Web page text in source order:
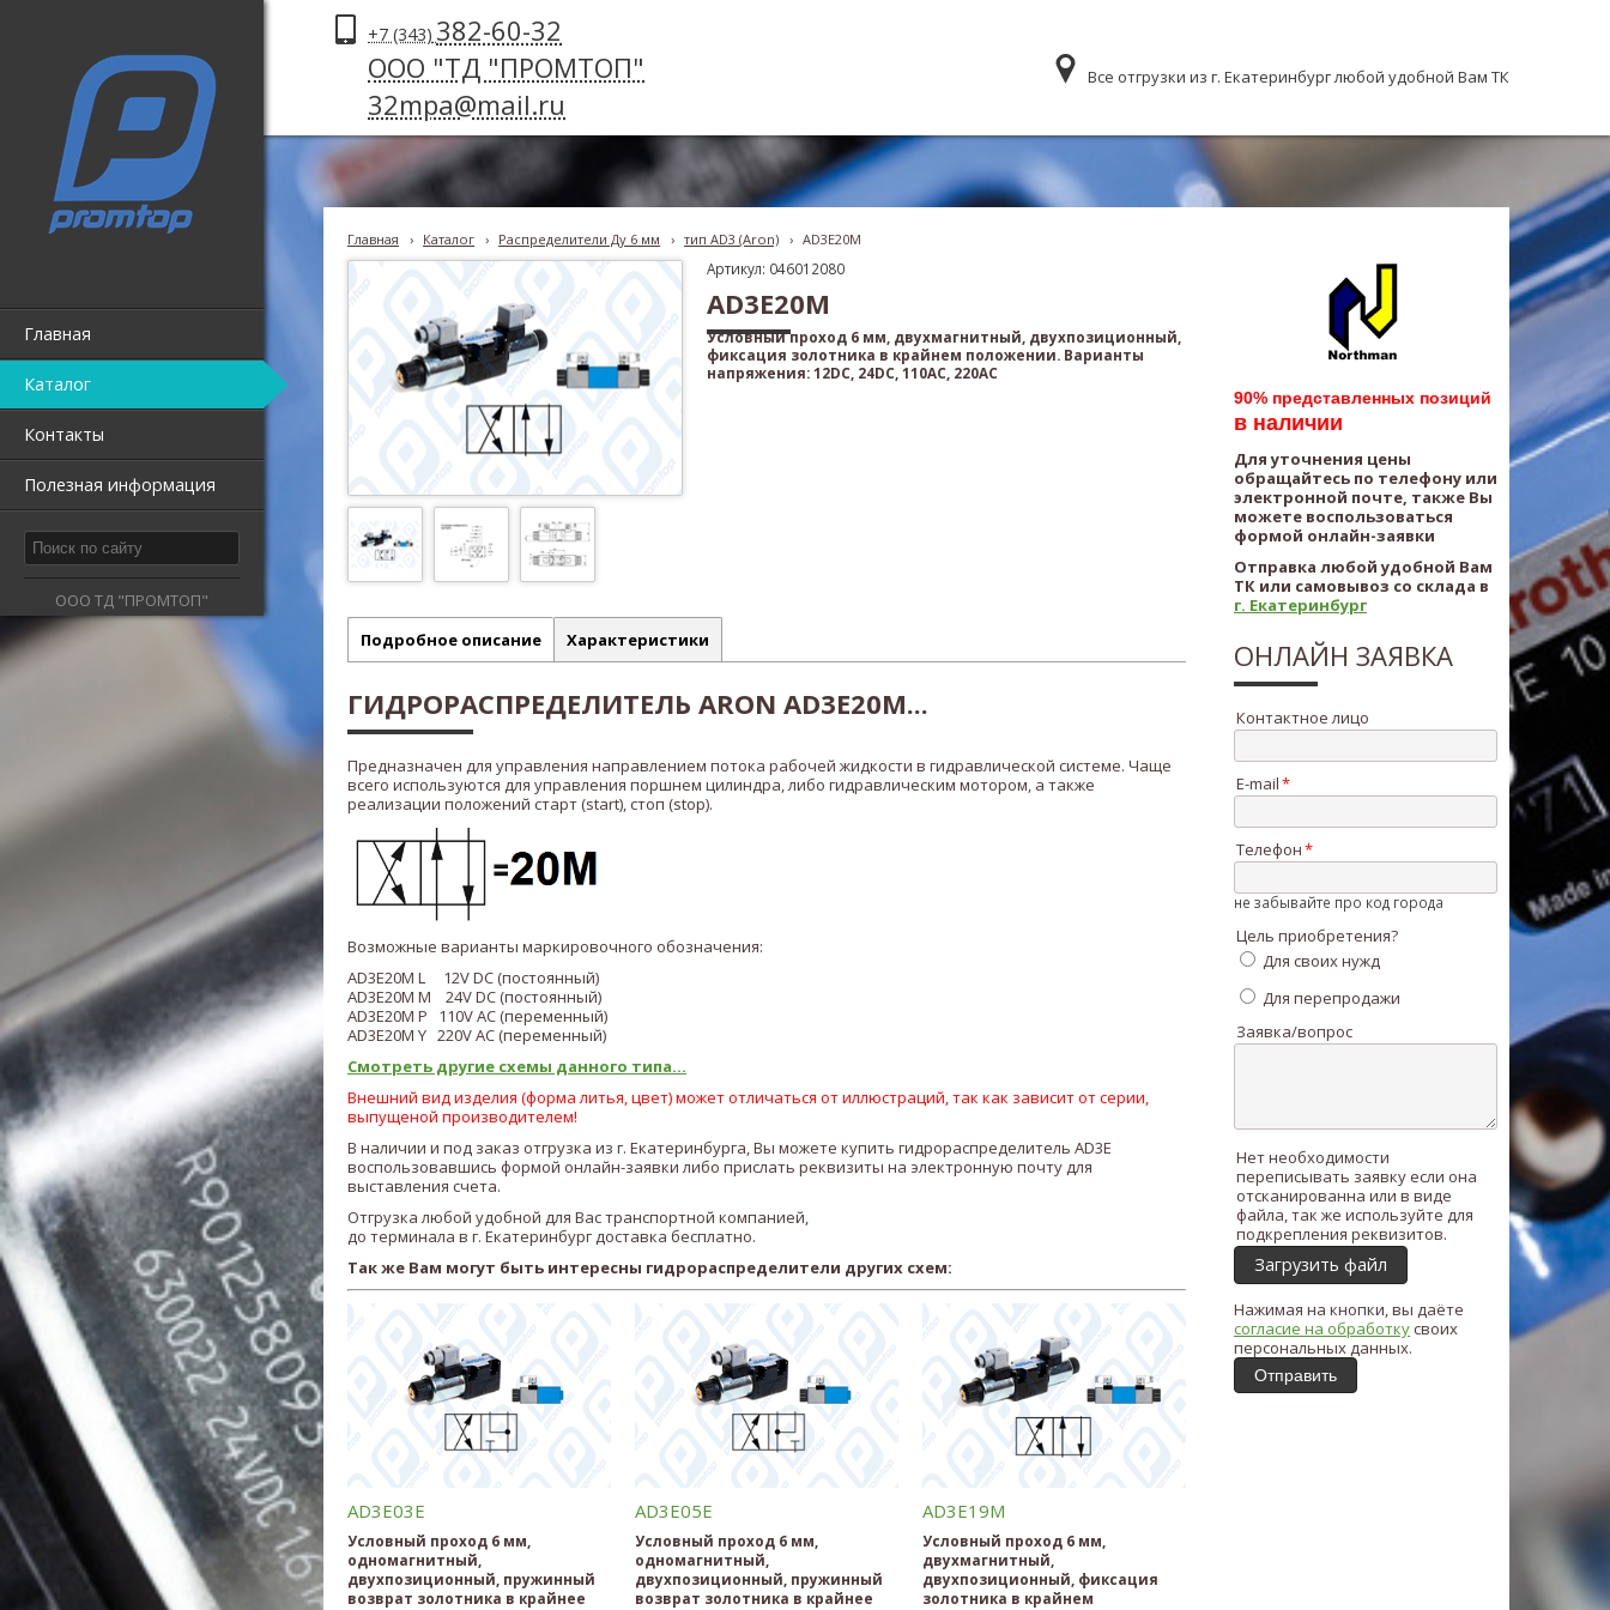
Главная
Каталог
Контакты
Полезная информация
ООО ТД "ПРОМТОП"
+7 (343) 382-60-32
ООО "ТД "ПРОМТОП"
32mpa@mail.ru
Все отгрузки из г. Екатеринбург любой удобной Вам ТК
Главная › Каталог › Распределители Ду 6 мм › тип AD3 (Aron) › AD3E20M
Артикул: 046012080
AD3E20M
Условный проход 6 мм, двухмагнитный, двухпозиционный,
фиксация золотника в крайнем положении. Варианты
напряжения: 12DC, 24DC, 110AC, 220AC
Подробное описание Характеристики
ГИДРОРАСПРЕДЕЛИТЕЛЬ ARON AD3E20M...
Предназначен для управления направлением потока рабочей жидкости в гидравлической системе. Чаще
всего используются для управления поршнем цилиндра, либо гидравлическим мотором, а также
реализации положений старт (start), стоп (stop).
Возможные варианты маркировочного обозначения:
AD3E20M L 12V DC (постоянный)
AD3E20M M 24V DC (постоянный)
AD3E20M P 110V AC (переменный)
AD3E20M Y 220V AC (переменный)
Смотреть другие схемы данного типа...
Внешний вид изделия (форма литья, цвет) может отличаться от иллюстраций, так как зависит от серии,
выпущеной производителем!
В наличии и под заказ отгрузка из г. Екатеринбурга, Вы можете купить гидрораспределитель AD3E
воспользовавшись формой онлайн-заявки либо прислать реквизиты на электронную почту для
выставления счета.
Отгрузка любой удобной для Вас транспортной компанией,
до терминала в г. Екатеринбург доставка бесплатно.
Так же Вам могут быть интересны гидрораспределители других схем:
AD3E03E
Условный проход 6 мм,
одномагнитный,
двухпозиционный, пружинный
возврат золотника в крайнее
AD3E05E
Условный проход 6 мм,
одномагнитный,
двухпозиционный, пружинный
возврат золотника в крайнее
AD3E19M
Условный проход 6 мм,
двухмагнитный,
двухпозиционный, фиксация
золотника в крайнем
90% представленных позиций
в наличии
Для уточнения цены
обращайтесь по телефону или
электронной почте, также Вы
можете воспользоваться
формой онлайн-заявки
Отправка любой удобной Вам
ТК или самовывоз со склада в
г. Екатеринбург
ОНЛАЙН ЗАЯВКА
Контактное лицо
E-mail
Телефон
не забывайте про код города
Цель приобретения?
Для своих нужд
Для перепродажи
Заявка/вопрос
Нет необходимости
переписывать заявку если она
отсканированна или в виде
файла, так же используйте для
подкрепления реквизитов.
Загрузить файл
Нажимая на кнопки, вы даёте
согласие на обработкусвоих
персональных данных.
Отправить